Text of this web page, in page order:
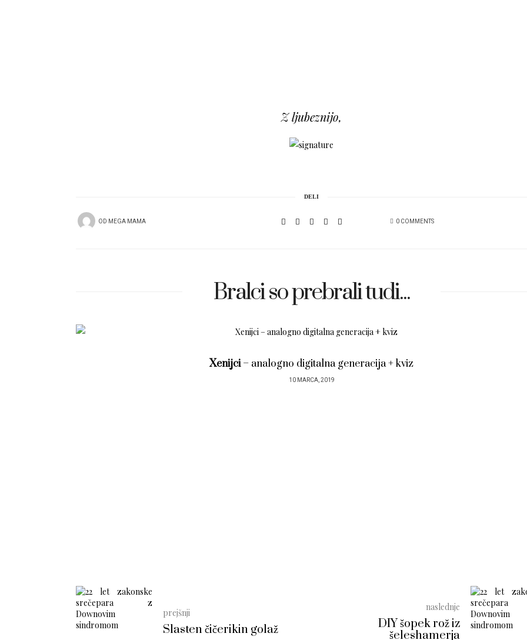
Z ljubeznijo,
DELI
OD MEGA MAMA 0 COMMENTS
Bralci so prebrali tudi...
Xenijci– analogno digitalna generacija + kviz
10 MARCA, 2019
prejšnji
Slasten čičerikin golaž
naslednje
DIY šopek rož iz
šeleshamerja